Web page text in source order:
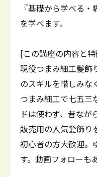
『基礎から学べる・
を学べます。
[この講座の内容と
現役つまみ細工髪飾
のスキルを惜しみな
つまみ細工で七五三
ドは使わず、昔なが
販売用の人気髪飾り
初心者の方大歓迎。
す。動画フォローも